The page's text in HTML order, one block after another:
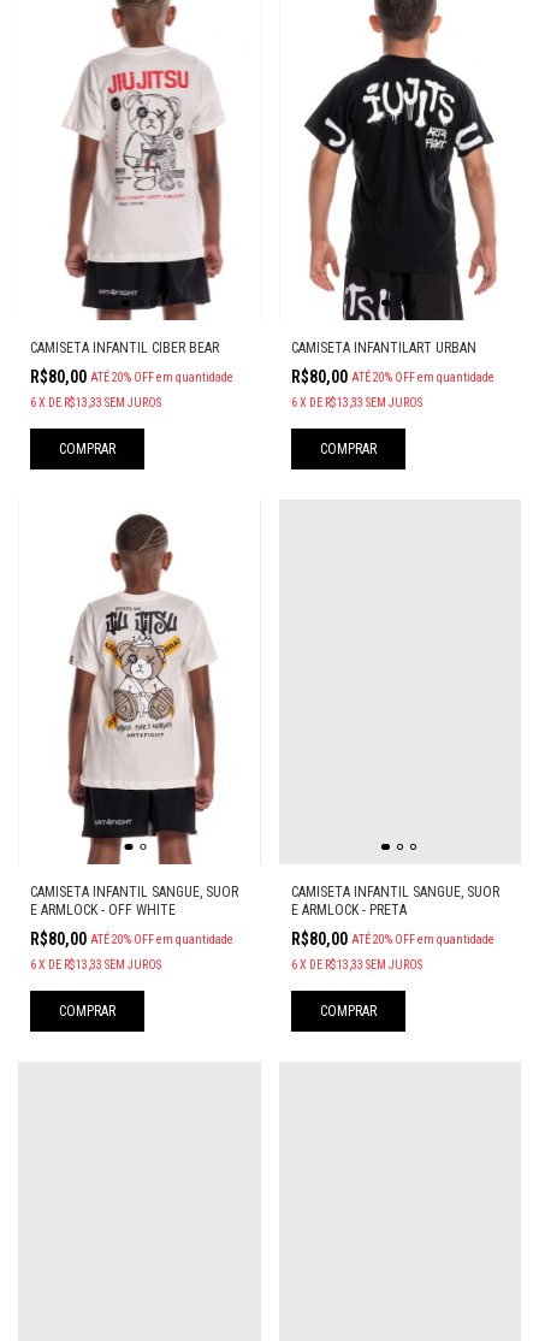
CAMISETA INFANTIL CIBER BEAR
R$80,00 ATÉ 20% OFFem quantidade
6X DE R$13,33 SEM JUROS
COMPRAR
CAMISETA INFANTILART URBAN
R$80,00 ATÉ 20% OFF em quantidade
6 X DE R$13,33 SEM JUROS
COMPRAR
CAMISETA INFANTIL SANGUE, SUOR
E ARMLOCK - OFF WHITE
R$80,00 ATÉ 20% OFFem quantidade
6X DE R$13,33 SEM JUROS
COMPRAR
CAMISETA INFANTIL SANGUE, SUOR
E ARMLOCK - PRETA
R$80,00 ATÉ 20% OFF em quantidade
6 X DE R$13,33 SEM JUROS
COMPRAR